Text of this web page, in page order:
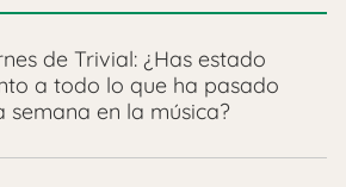
de Trivial: ¿Has estado
a todo lo que ha pasado
semana en la música?